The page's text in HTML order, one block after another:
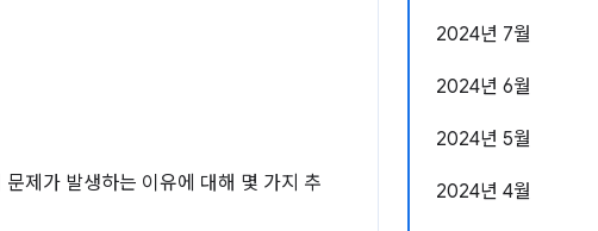
2024년 7월
2024년 6월
2024년 5월
2024년 4월
제가 발생하는 이유에 대해 몇 가지 추